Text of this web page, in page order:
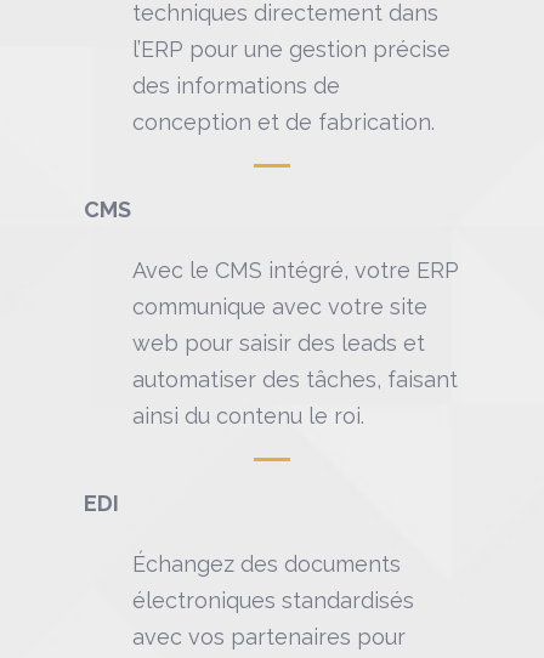
techniques directement dans
l’ERP pour une gestion précise
des informations de
conception et de fabrication.
CMS
Avec le CMS intégré, votre ERP
communique avec votre site
web pour saisir des leads et
automatiser des tâches, faisant
ainsi du contenu le roi.
EDI
Échangez des documents
électroniques standardisés
avec vos partenaires pour